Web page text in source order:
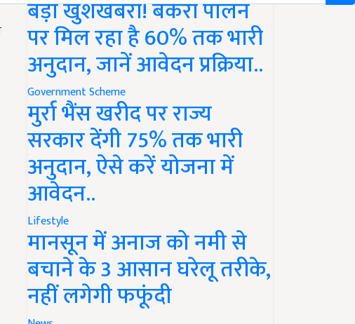
बड़ी खुशखबरी! बकरी पालन
पर मिल रहा है 60% तक भारी
अनुदान, जानें आवेदन प्रक्रिया..
Government Scheme
मुर्रा भैंस खरीद पर राज्य
सरकार देंगी 75% तक भारी
अनुदान, ऐसे करें योजना में
आवेदन..
Lifestyle
मानसून में अनाज को नमी से
बचाने के 3 आसान घरेलू तरीके,
नहीं लगेगी फफूंदी